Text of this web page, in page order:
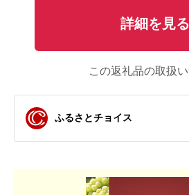
詳細を見る
この返礼品の取扱
ふるさとチョイス